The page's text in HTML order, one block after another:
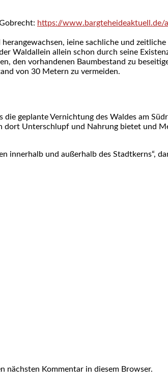
https://www.bargteheideaktuell.de/
ieine sachliche und
Waldallein allein schon durch seine
den vorhandenen Baumbestand zu
von 30 Metern zu vermeiden.
geplante Vernichtung des Waldes am
Unterschlupf und Nahrung bietet und
innerhalb und außerhalb des Stadtkerns“,
nächsten Kommentar in diesem Browser.